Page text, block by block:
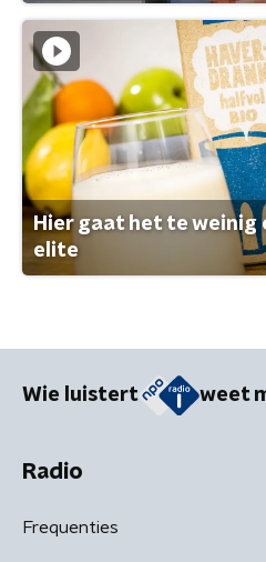
Hier gaat het te weinig
elite
Wie luistert weet
Radio
Frequenties